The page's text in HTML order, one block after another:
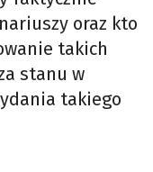
oraz kto
takich
stanu w
takiego